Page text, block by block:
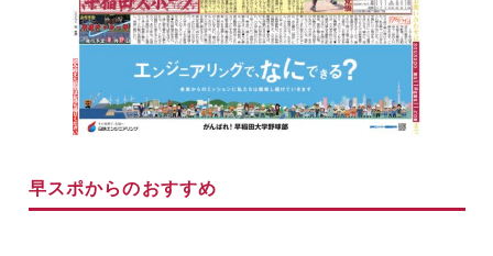
早スポからのおすすめ